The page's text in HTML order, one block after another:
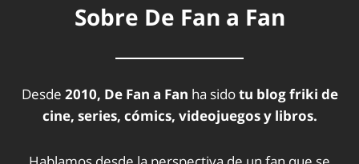
Sobre De Fan a Fan
Desde 2010, De Fan a Fan ha sidotu blog friki de
cine, series, cómics, videojuegos y libros.